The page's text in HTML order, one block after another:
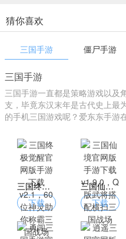
猜你喜欢
三国手游 僵尸手游
三国手游
三国手游一直都是策略游戏以及
支，毕竟东汉末年是古代史上最
的手机三国游戏呢？爱东东手游
三国终极觉醒官网版手游下载 v2.1，60位神灵助你称霸三国战场
下载
三国仙境官网版手游下载 v1.9.0，Q版武将搭配横扫三国战场
下载